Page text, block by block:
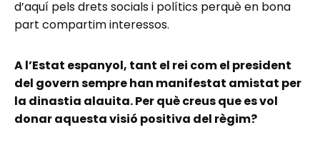
d’aquí pels drets socials i polítics perquè en bona
part compartim interessos.
A l’Estat espanyol, tant el rei com el president
del govern sempre han manifestat amistat per
la dinastia alauita. Per què creus que es vol
donar aquesta visió positiva del règim?